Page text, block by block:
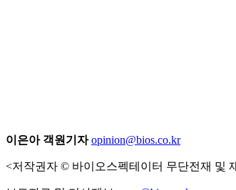
이은아 객원기자opinion@bios.co.kr
<저작권자 © 바이오스펙테이터 무단전재 및